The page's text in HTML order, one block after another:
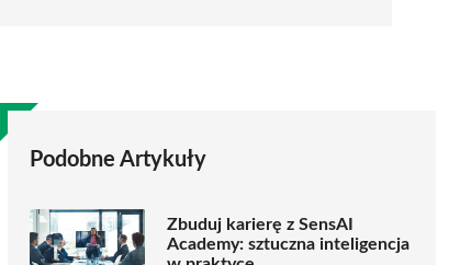
Podobne Artykuły
Zbuduj karierę z SensAI
Academy: sztuczna inteligencja